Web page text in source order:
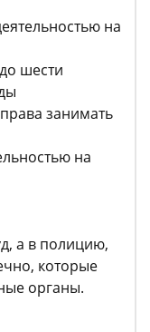
на
шести
занимать
на
а в полицию,
которые
органы.